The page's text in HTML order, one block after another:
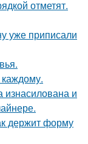
отметят.
уже приписали
и
держит форму